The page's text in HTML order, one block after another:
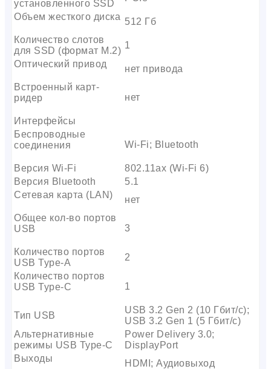
установленного SSD
Объем жесткого диска 512 Гб
Количество слотов
для SSD (формат M.2)
1
Оптический привод
нет привода
Встроенный карт-
ридер
нет
Интерфейсы
Беспроводные
соединения
Wi-Fi; Bluetooth
Версия Wi-Fi
802.11ax (Wi-Fi 6)
Версия Bluetooth
5.1
Сетевая карта (LAN)
нет
Общее кол-во портов
USB
3
Количество портов
USB Type-A
2
Количество портов
USB Type-C
1
Тип USB
USB 3.2 Gen 2 (10 Гбит/с);
USB 3.2 Gen 1 (5 Гбит/с)
Альтернативные
режимы USB Type-C
Power Delivery 3.0;
DisplayPort
Выходы
HDMI; Аудиовыход